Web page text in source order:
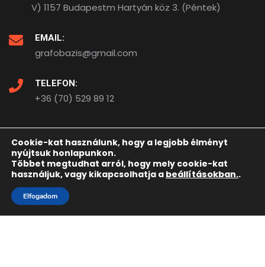
V) 1157 Budapestm Hartyán köz 3. (Péntek)
EMAIL:
grafobazis@gmail.com
TELEFON:
+36 (70) 529 89 12
A weboldalt készítette:
Cookie-kat használunk, hogy a legjobb élményt
nyújtsuk honlapunkon.
Többet megtudhat arról, hogy mely cookie-kat
használjuk, vagy kikapcsolhatja a beállításokban..
Elfogadom